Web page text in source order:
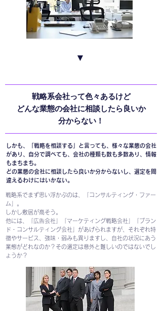
▼
戦略系会社って色々あるけど
どんな業態の会社に相談したら良いか
分からない！
しかも、「戦略を相談する」と言っても、様々な業態の会社
があり、自分で調べても、会社の種類も数も多数あり、情報
もまちまち。
どの業態の会社に相談したら良いか分からないし、選定を間
違えるわけにはいかない。
戦略系でまず思い浮かぶのは、「コンサルティング・ファー
ム」。
しかし敷居が高そう。
他には、「広告会社」「マーケティング戦略会社」「ブラン
ド・コンサルティング会社」があげられますが、それぞれ特
徴やサービス、強味・弱みも異りますし、自社の状況にあう
業態がどれなのか？その選定は意外と難しいのではないでし
ょうか？